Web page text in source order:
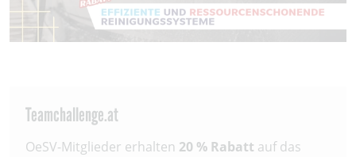
Teamchallenge.at
OeSV-Mitglieder erhalten 20 % Rabatt auf das